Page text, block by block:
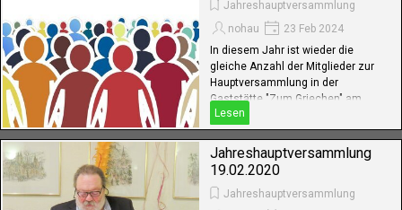
Jahreshauptversammlung
nohau
23 Feb 2024
In diesem Jahr ist wieder die
gleiche Anzahl der Mitglieder zur
Hauptversammlung in der
Gaststätte "Zum Griechen" am
Hildenbrandseck in NW-Königsbach
erschienen
Lesen
Jahreshauptversammlung
19.02.2020
Jahreshauptversammlung